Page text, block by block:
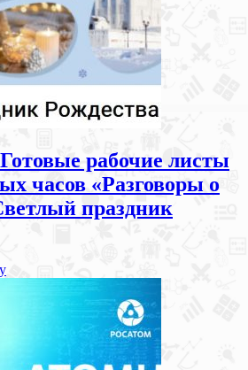
рабочие листы
часов «Разговоры о
праздник